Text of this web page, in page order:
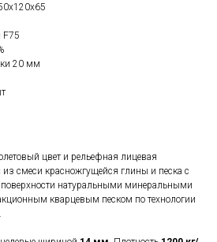
F75
20 мм
цвет и рельефная лицевая
из смеси красножгущейся глины и песка с
натуральными минеральными
кварцевым песком по технологии